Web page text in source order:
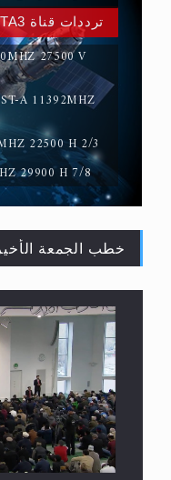
حقيقة المسيح الدجال
القرآن قاضٍ وحكمٌ
العكس
ترددات قناة MTA3 العربية:
27500 V
A 11392MHZ
22500 H 2/3
29900 H 7/8
خطب الجمعة